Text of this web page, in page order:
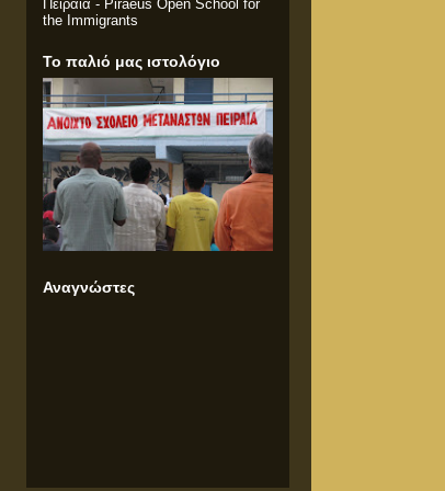
Πειραιά - Piraeus Open School for
the Immigrants
Το παλιό μας ιστολόγιο
Αναγνώστες